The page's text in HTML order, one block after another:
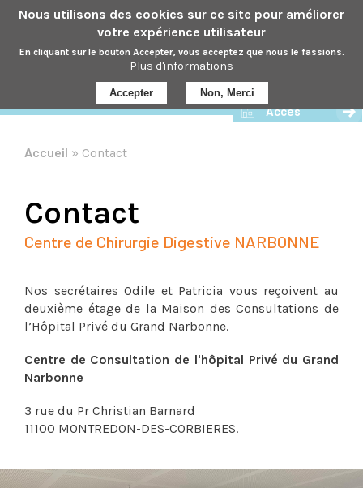
Nous utilisons des cookies sur ce site pour améliorer
votre expérience utilisateur
En cliquant sur le bouton Accepter, vous acceptez que nous le fassions.
Plus d'informations
Accepter Non, Merci
Aller
au
principal
Prendre rdv
Accès
Accueil Contact
Contact
Centre de Chirurgie Digestive NARBONNE
Nos secrétaires Odile et Patricia vous reçoivent au
deuxième étage de la Maison des Consultations de
l’Hôpital Privé du Grand Narbonne.
Centre de Consultation de l'hôpital Privé du Grand
Narbonne
3 rue du Pr Christian Barnard
11100 MONTREDON-DES-CORBIERES.